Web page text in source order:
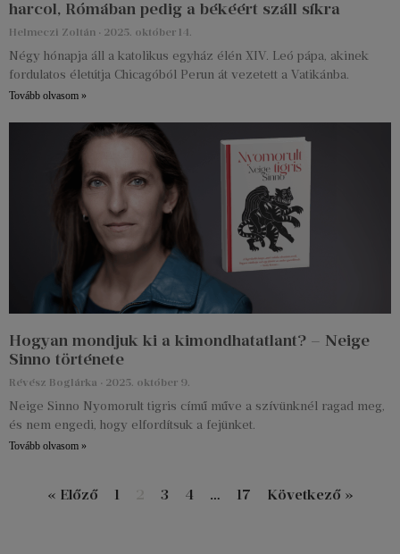
harcol, Rómában pedig a békéért száll síkra
Helmeczi Zoltán 2025. október 14.
Négy hónapja áll a katolikus egyház élén XIV. Leó pápa, akinek
fordulatos életútja Chicagóból Perun át vezetett a Vatikánba.
Tovább olvasom »
Hogyan mondjuk ki a kimondhatatlant? – Neige
Sinno története
Révész Boglárka 2025. október 9.
Neige Sinno Nyomorult tigris című műve a szívünknél ragad meg,
és nem engedi, hogy elfordítsuk a fejünket.
Tovább olvasom »
« Előző 1 3 4 … 17 Következő »